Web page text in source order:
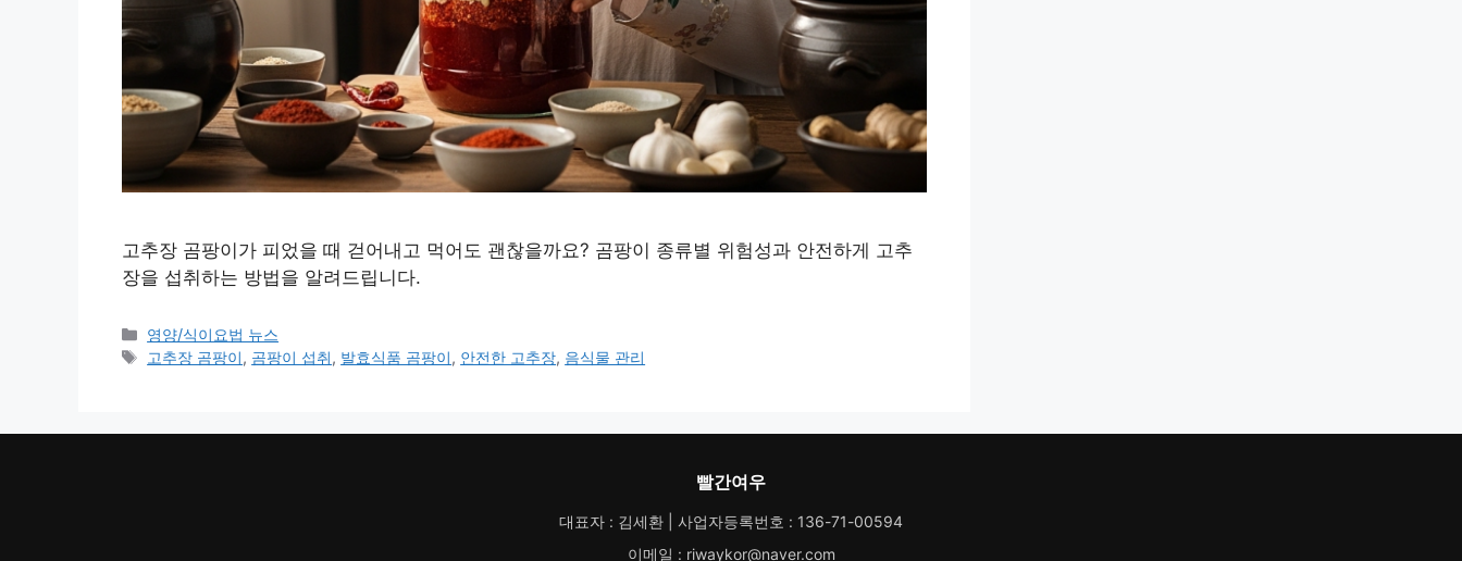
고추장 곰팡이가 피었을 때 걷어내고 먹어도 괜찮을까요? 곰팡이 종류별 위험성과 안전하게 고추
장을 섭취하는 방법을 알려드립니다.
카
테
영양/식이요법 뉴스
태
고추장 곰팡이, 곰팡이 섭취, 발효식품 곰팡이, 안전한 고추장, 음식물 관리
빨간여우
대표자 : 김세환 | 사업자등록번호 : 136-71-00594
이메일 : riwaykor@naver.com